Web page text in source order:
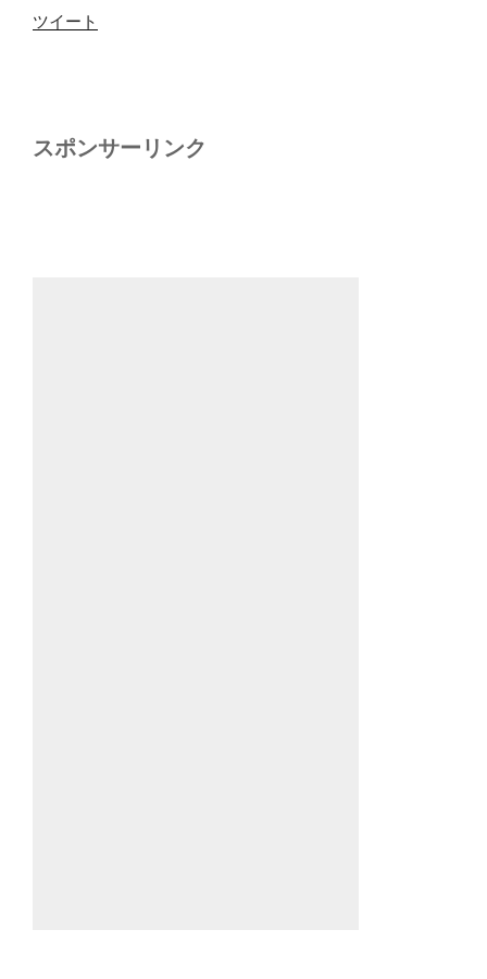
ツイート
スポンサーリンク